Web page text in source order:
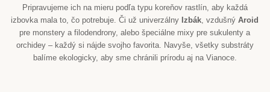
Pripravujeme ich na mieru podľa typu koreňov rastlín, aby každá
izbovka mala to, čo potrebuje. Či už univerzálny Izbák, vzdušnýAroid
pre monstery a filodendrony, alebo špeciálne mixy pre sukulenty a
orchidey – každý si nájde svojho favorita. Navyše, všetky substráty
balíme ekologicky, aby sme chránili prírodu aj na Vianoce.